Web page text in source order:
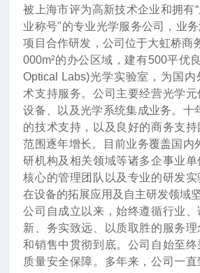
被上海市评为高新技术企业和拥有
业称号"的专业光学服务公司，业
项目合作研发，公司位于大虹桥商
000m²的办公区域，建有500平优
Optical Labs)光学实验室，为国
术支持服务。公司主要经营光学
设备、以及光学系统集成业务。十
的技术支持，以及良好的商务支
范围逐年增长。目前业务覆盖国内
研机构及相关领域等诸多企事业
核心的管理团队以及专业的研发
在设备的拓展应用及自主研发领域
公司自成立以来，始终遵循行业、
新、务实致远、以质取胜的服务
和销售中贯彻到底。公司自始至
质量安全保障。多年来，公司一